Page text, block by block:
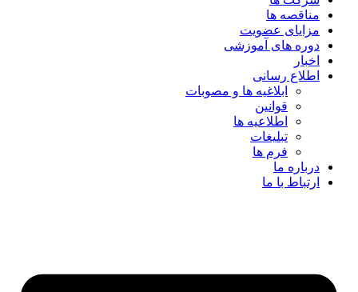
مناقصه ها
مزایای عضویت
دوره های آموزشی
اخبار
اطلاع رسانی
ابلاغیه ها و مصوبات
قوانین
اطلاعیه ها
تبلیغات
فرم ها
درباره ما
ارتباط با ما